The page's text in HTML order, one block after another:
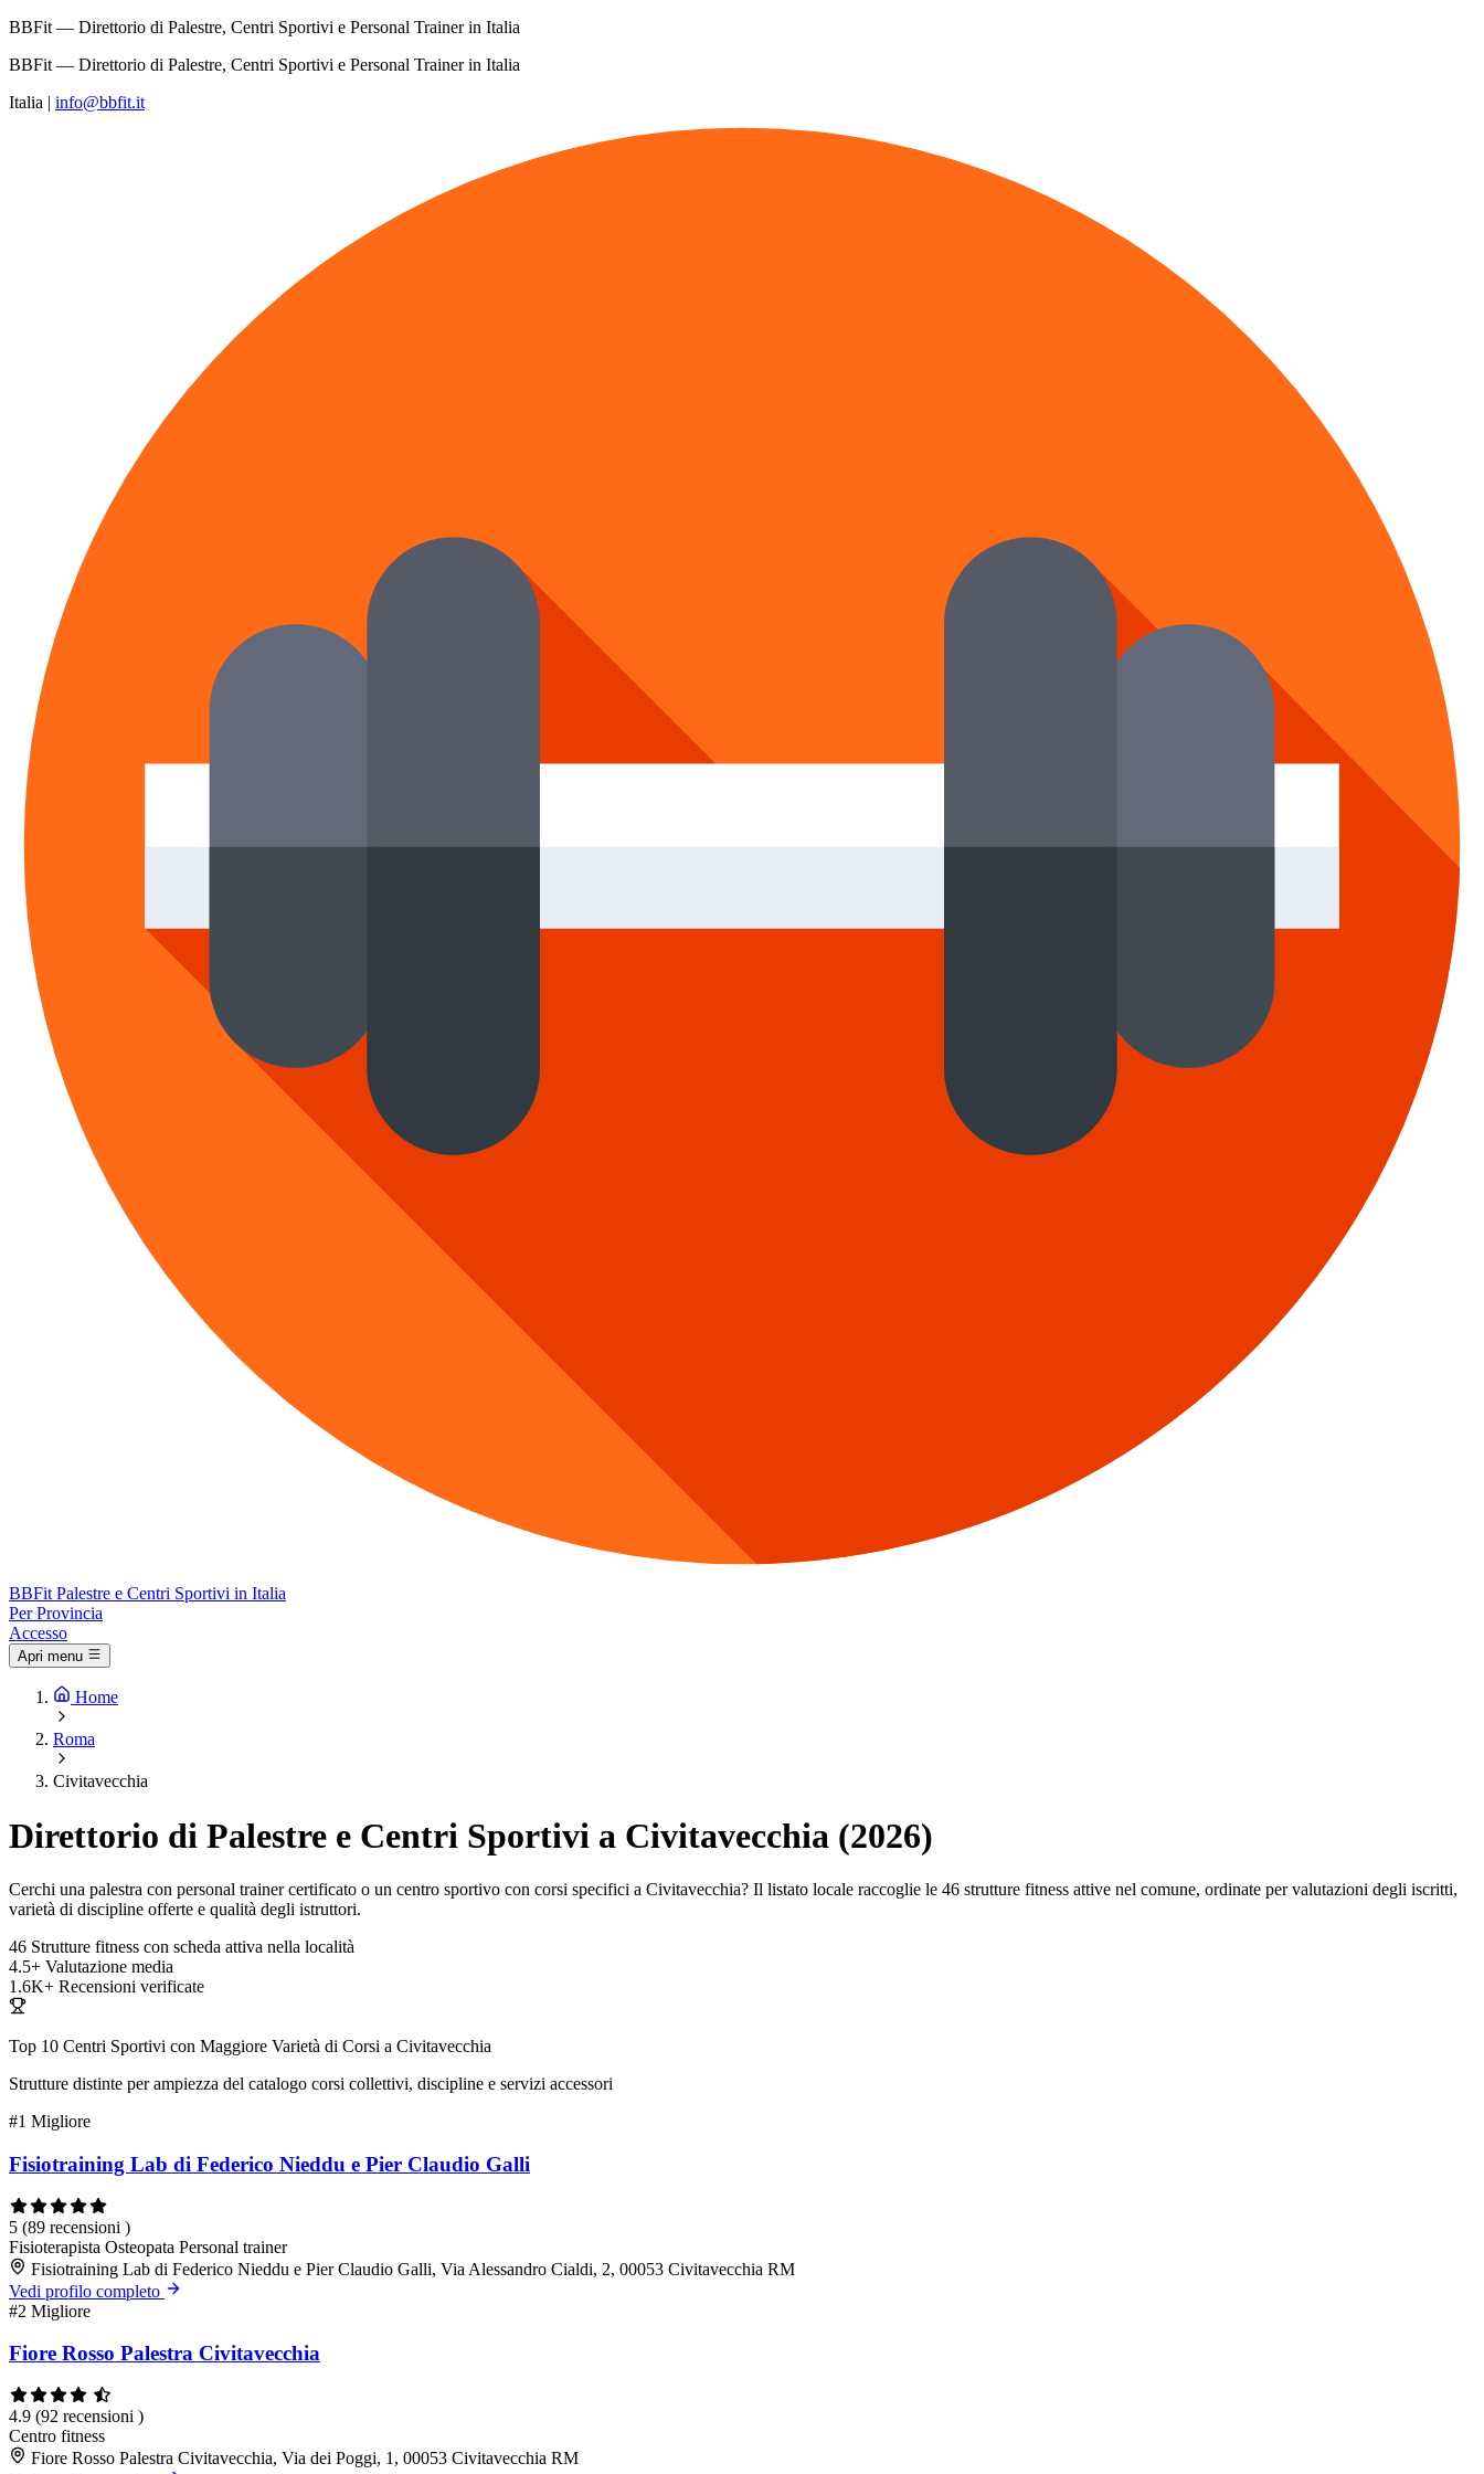
BBFit — Direttorio di Palestre, Centri Sportivi e Personal Trainer in Italia
BBFit — Direttorio di Palestre, Centri Sportivi e Personal Trainer in Italia
Italia | info@bbfit.it
BBFit Palestre e Centri Sportivi in Italia
Per Provincia
Accesso
Apri menu
Home
Roma
Civitavecchia
Direttorio di Palestre e Centri Sportivi a Civitavecchia (2026)
Cerchi una palestra con personal trainer certificato o un centro sportivo con corsi specifici a Civitavecchia? Il listato locale raccoglie le 46 strutture fitness attive nel comune, ordinate per valutazioni degli iscritti,
varietà di discipline offerte e qualità degli istruttori.
46 Strutture fitness con scheda attiva nella località
4.5+ Valutazione media
1.6K+ Recensioni verificate
Top 10 Centri Sportivi con Maggiore Varietà di Corsi a Civitavecchia
Strutture distinte per ampiezza del catalogo corsi collettivi, discipline e servizi accessori
#1 Migliore
Fisiotraining Lab di Federico Nieddu e Pier Claudio Galli
5 (89 recensioni )
Fisioterapista Osteopata Personal trainer
Fisiotraining Lab di Federico Nieddu e Pier Claudio Galli, Via Alessandro Cialdi, 2, 00053 Civitavecchia RM
Vedi profilo completo
#2 Migliore
Fiore Rosso Palestra Civitavecchia
4.9 (92 recensioni )
Centro fitness
Fiore Rosso Palestra Civitavecchia, Via dei Poggi, 1, 00053 Civitavecchia RM